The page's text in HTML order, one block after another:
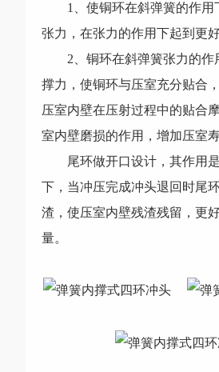
1、使铜环在斜弹簧的作用
张力，在张力的作用下起到更
2、铜环在斜弹簧张力的作
撑力，使铜环与压室充分贴合
压室内壁在压射过程中的贴合
室内壁磨损的作用，增加压室寿
尾环做开口设计，其作用是
下，当冲压完成冲头退回时尾
渣，使压室内壁残渣残留，更
量。